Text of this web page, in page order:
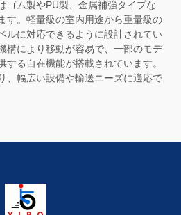
ゴム製やPU製、金属補強タイプな
す。軽量級の室内用途から重量級の
ルに対応できるように設計されてい
構により移動が容易で、一部のモデ
する自在機能が搭載されています。
、幅広い設備や輸送ニーズに適応で